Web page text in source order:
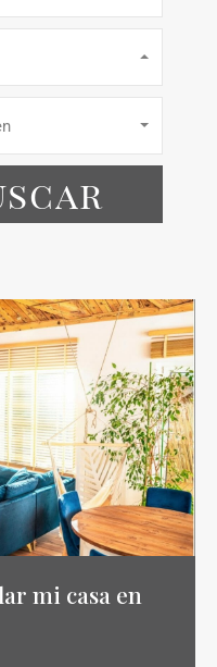
mi casa en